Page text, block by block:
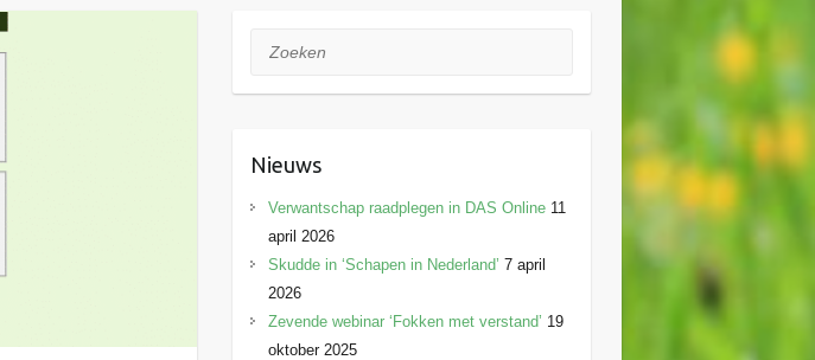
Zoeken
Nieuws
Verwantschap raadplegen in DAS Online 11
april 2026
Skudde in ‘Schapen in Nederland’ 7 april
2026
Zevende webinar ‘Fokken met verstand’ 19
oktober 2025